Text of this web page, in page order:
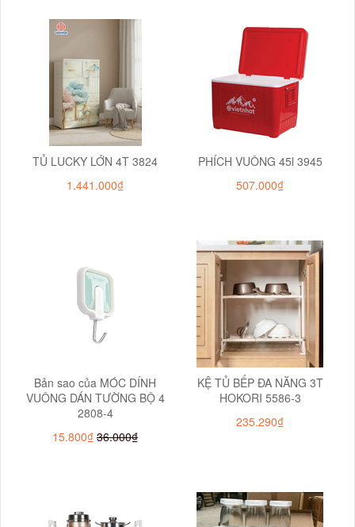
TỦ LUCKY LỚN 4T 3824
1.441.000₫
PHÍCH VUÔNG 45l 3945
507.000₫
Bản sao của MÓC DÍNH
VUÔNG DÁN TƯỜNG BỘ 4
2808-4
15.800₫ 36.000₫
KỆ TỦ BẾP ĐA NĂNG 3T
HOKORI 5586-3
235.290₫